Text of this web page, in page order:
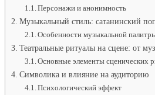
Персонажи и анонимность
Музыкальный стиль: сатанинский
Особенности музыкальной
Театральные ритуалы на сцене: от
Основные элементы сценических
Символика и влияние на аудиторию
Психологический эффект